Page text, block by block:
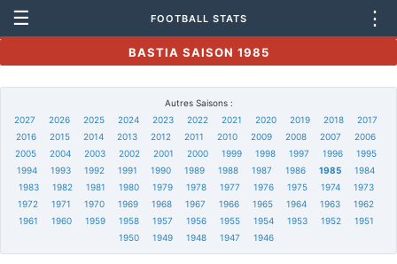
☰ FOOTBALL STATS ⋮
BASTIA SAISON 1985
Autres Saisons :
2027
2026 2025 2024 2023 2022 2021 2020 2019 2018
2017
2016
2015 2014 2013 2012 2011 2010 2009 2008 2007
2006
2005
2004 2003 2002 2001 2000 1999 1998 1997 1996
1995
1994
1993 1992 1991 1990 1989 1988 1987 1986 1985
1984
1983
1982 1981 1980 1979 1978 1977 1976 1975 1974
1973
1972
1971 1970 1969 1968 1967 1966 1965 1964 1963
1962
1961
1960 1959 1958 1957 1956 1955 1954 1953 1952
1951
1950
1949 1948 1947 1946